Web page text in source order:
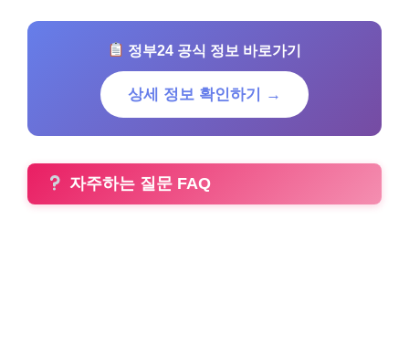
정부24 공식 정보 바로가기
상세 정보 확인하기 →
자주하는 질문 FAQ